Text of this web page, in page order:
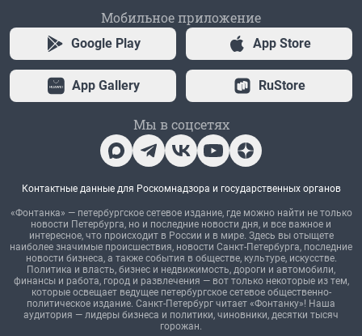
Мобильное приложение
Google Play App Store
App Gallery RuStore
Мы в соцсетях
Контактные данные для Роскомнадзора и государственных органов
«Фонтанка» — петербургское сетевое издание, где можно найти не только
новости Петербурга, но и последние новости дня, и все важное и
интересное, что происходит в России и в мире. Здесь вы отыщете
наиболее значимые происшествия, новости Санкт-Петербурга, последние
новости бизнеса, а также события в обществе, культуре, искусстве.
Политика и власть, бизнес и недвижимость, дороги и автомобили,
финансы и работа, город и развлечения — вот только некоторые из тем,
которые освещает ведущее петербургское сетевое общественно-
политическое издание. Санкт-Петербург читает «Фонтанку»! Наша
аудитория — лидеры бизнеса и политики, чиновники, десятки тысяч
горожан.